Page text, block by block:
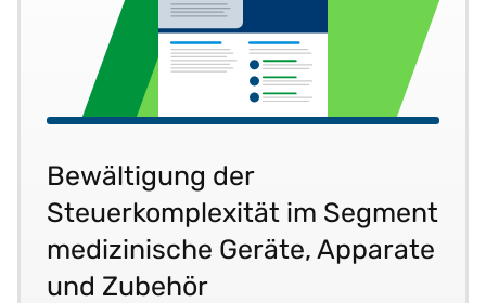
Bewältigung der
Steuerkomplexität im Segment
medizinische Geräte, Apparate
und Zubehör